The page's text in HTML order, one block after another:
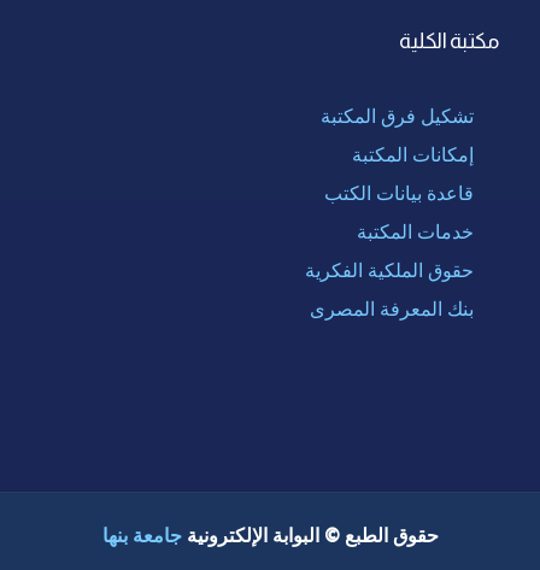
مكتبة الكلية
تشكيل فرق المكتبة
إمكانات المكتبة
قاعدة بيانات الكتب
خدمات المكتبة
حقوق الملكية الفكرية
بنك المعرفة المصرى
حقوق الطبع © البوابة الإلكترونية جامعة بنها